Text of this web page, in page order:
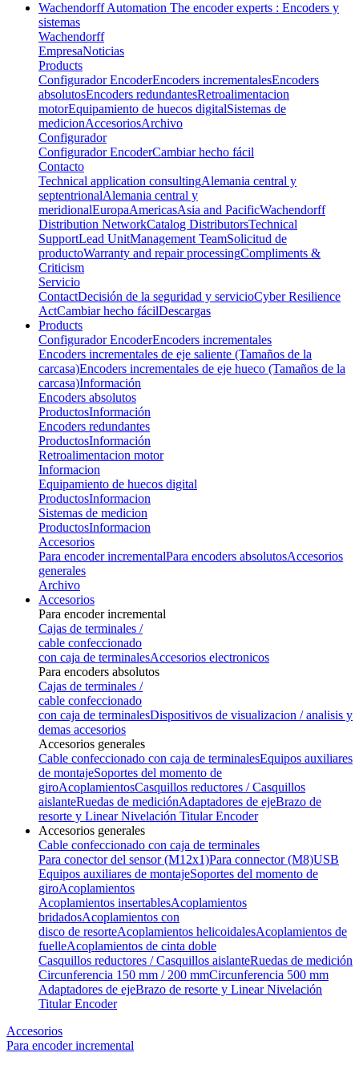
Wachendorff Automation The encoder experts : Encoders y
sistemas
Wachendorff
EmpresaNoticias
Products
Configurador EncoderEncoders incrementalesEncoders
absolutosEncoders redundantesRetroalimentacion
motorEquipamiento de huecos digitalSistemas de
medicionAccesoriosArchivo
Configurador
Configurador EncoderCambiar hecho fácil
Contacto
Technical application consultingAlemania central y
septentrionalAlemania central y
meridionalEuropaAmericasAsia and PacificWachendorff
Distribution NetworkCatalog DistributorsTechnical
SupportLead UnitManagement TeamSolicitud de
productoWarranty and repair processingCompliments &
Criticism
Servicio
ContactDecisión de la seguridad y servicioCyber Resilience
ActCambiar hecho fácilDescargas
Products
Configurador EncoderEncoders incrementales
Encoders incrementales de eje saliente (Tamaños de la
carcasa)Encoders incrementales de eje hueco (Tamaños de la
carcasa)Información
Encoders absolutos
ProductosInformación
Encoders redundantes
ProductosInformación
Retroalimentacion motor
Informacion
Equipamiento de huecos digital
ProductosInformacion
Sistemas de medicion
ProductosInformacion
Accesorios
Para encoder incrementalPara encoders absolutosAccesorios
generales
Archivo
Accesorios
Para encoder incremental
Cajas de terminales /
cable confeccionado
con caja de terminalesAccesorios electronicos
Para encoders absolutos
Cajas de terminales /
cable confeccionado
con caja de terminalesDispositivos de visualizacion / analisis y
demas accesorios
Accesorios generales
Cable confeccionado con caja de terminalesEquipos auxiliares
de montajeSoportes del momento de
giroAcoplamientosCasquillos reductores / Casquillos
aislanteRuedas de mediciónAdaptadores de ejeBrazo de
resorte y Linear Nivelación Titular Encoder
Accesorios generales
Cable confeccionado con caja de terminales
Para conector del sensor (M12x1)Para connector (M8)USB
Equipos auxiliares de montajeSoportes del momento de
giroAcoplamientos
Acoplamientos insertablesAcoplamientos
bridadosAcoplamientos con
disco de resorteAcoplamientos helicoidalesAcoplamientos de
fuelleAcoplamientos de cinta doble
Casquillos reductores / Casquillos aislanteRuedas de medición
Circunferencia 150 mm / 200 mmCircunferencia 500 mm
Adaptadores de ejeBrazo de resorte y Linear Nivelación
Titular Encoder
Accesorios
Para encoder incremental